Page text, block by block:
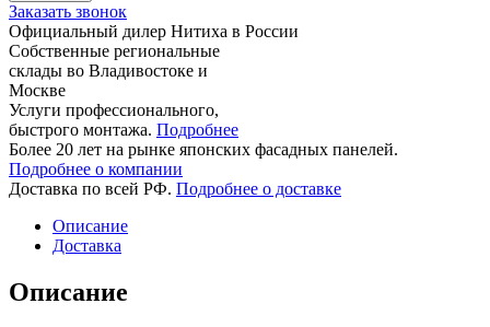
Заказать звонок
Официальный дилер Нитиха в России
Собственные региональные
склады во Владивостоке и
Москве
Услуги профессионального,
быстрого монтажа. Подробнее
Более 20 лет на рынке японских фасадных панелей.
Подробнее о компании
Доставка по всей РФ. Подробнее о доставке
Описание
Доставка
Описание